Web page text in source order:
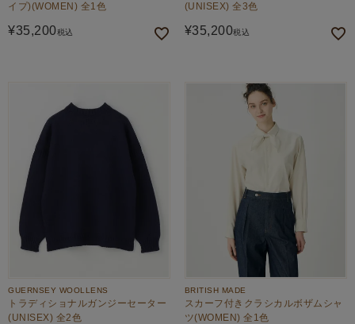
イプ)(WOMEN) 全1色
¥35,200税込
(UNISEX) 全3色
¥35,200税込
GUERNSEY WOOLLENS
トラディショナルガンジーセーター
(UNISEX) 全2色
BRITISH MADE
スカーフ付きクラシカルボザムシャ
ツ(WOMEN) 全1色